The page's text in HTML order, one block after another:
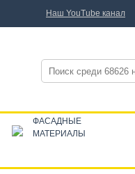
ФАСАДНЫЕ
МАТЕРИАЛЫ
Наш YouTube канал